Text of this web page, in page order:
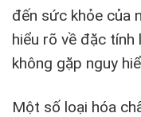
đến sức khỏe của
hiểu rõ về đặc
không gặp nguy
Một số loại hóa